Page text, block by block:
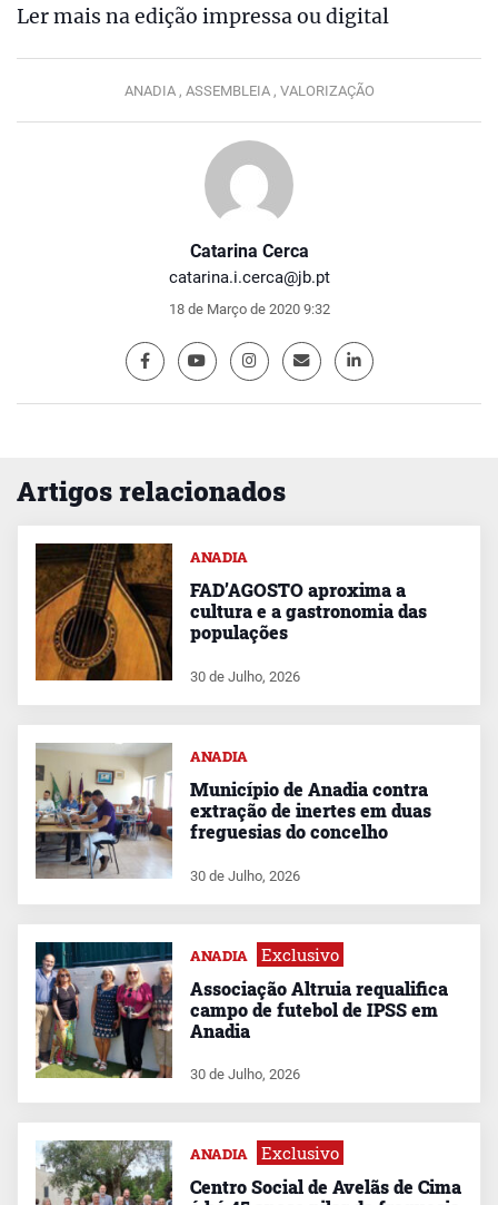
Catarina Cerca
catarina.i.cerca@jb.pt
18 de Março de 2020 9:32
Ler mais na edição impressa ou digital
ANADIA , ASSEMBLEIA , VALORIZAÇÃO
Artigos relacionados
ANADIA
FAD’AGOSTO aproxima a
cultura e a gastronomia das
populações
30 de Julho, 2026
ANADIA
Município de Anadia contra
extração de inertes em duas
freguesias do concelho
30 de Julho, 2026
ANADIA Exclusivo
Associação Altruia requalifica
campo de futebol de IPSS em
Anadia
30 de Julho, 2026
ANADIA Exclusivo
Centro Social de Avelãs de Cima